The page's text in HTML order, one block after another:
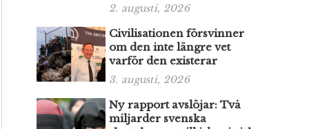
2. augusti, 2026
Civilisationen försvinner
om den inte längre vet
varför den existerar
3. augusti, 2026
Ny rapport avslöjar: Två
miljarder svenska